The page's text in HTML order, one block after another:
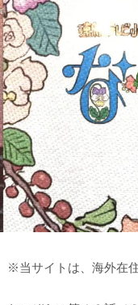
※当サイトは、海外在